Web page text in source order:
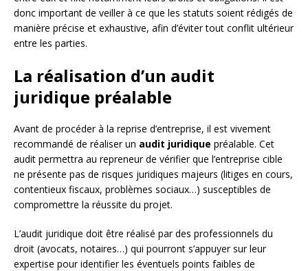
donc important de veiller à ce que les statuts soient rédigés de
manière précise et exhaustive, afin d’éviter tout conflit ultérieur
entre les parties.
La réalisation d’un audit
juridique préalable
Avant de procéder à la reprise d’entreprise, il est vivement
recommandé de réaliser un audit juridique préalable. Cet
audit permettra au repreneur de vérifier que l’entreprise cible
ne présente pas de risques juridiques majeurs (litiges en cours,
contentieux fiscaux, problèmes sociaux…) susceptibles de
compromettre la réussite du projet.
L’audit juridique doit être réalisé par des professionnels du
droit (avocats, notaires…) qui pourront s’appuyer sur leur
expertise pour identifier les éventuels points faibles de